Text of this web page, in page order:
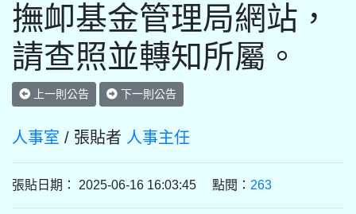
撫卹基金管理局網站，
請查照並轉知所屬。
上一則公告 下一則公告
人事室 / 張貼者 人事主任
張貼日期： 2025-06-16 16:03:45 點閱： 263